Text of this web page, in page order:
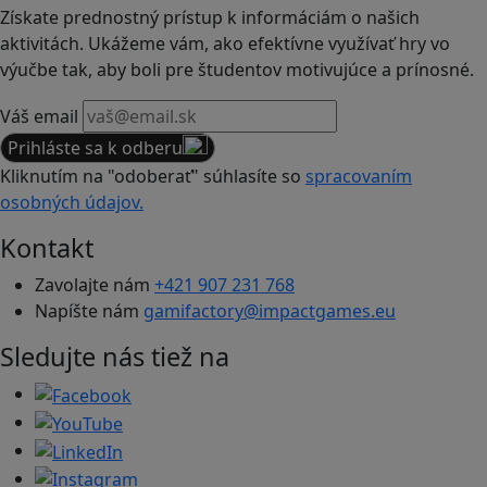
Získate prednostný prístup k informáciám o našich
aktivitách. Ukážeme vám, ako efektívne využívať hry vo
výučbe tak, aby boli pre študentov motivujúce a prínosné.
Váš email
Prihláste sa k odberu
Kliknutím na "odoberať" súhlasíte so spracovaním
osobných údajov.
Kontakt
Zavolajte nám +421 907 231 768
Napíšte nám gamifactory@impactgames.eu
Sledujte nás tiež na